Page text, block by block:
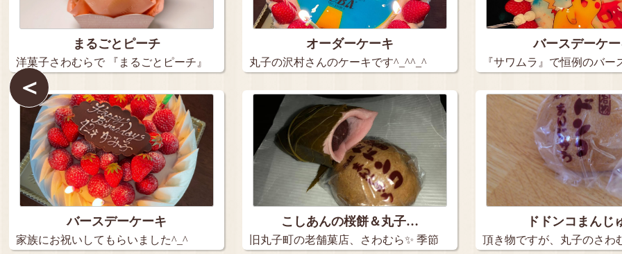
＜
まるごとピーチ
洋菓子さわむらで 『まるごとピーチ』
を…
オーダーケーキ
丸子の沢村さんのケーキです^_^^_^
バースデーケ
『サワムラ』で恒例のバー
バースデーケーキ
家族にお祝いしてもらいました^_^
こしあんの桜餅＆丸子…
旧丸子町の老舗菓店、さわむら✨ 季節
ドドンコまんじ
頂き物ですが、丸子のさわ